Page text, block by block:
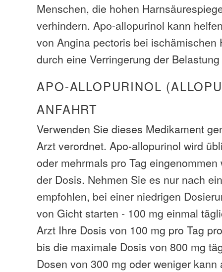
Menschen, die hohen
verhindern. Apo-allopurinol kann
von Angina pectoris bei ischämischen
durch eine Verringerung der
APO-ALLOPURINOL
ANFAHRT
Verwenden Sie dieses Medikament
Arzt verordnet. Apo-allopurinol wird
oder mehrmals pro Tag
der Dosis. Nehmen Sie es nur nach
empfohlen, bei einer niedrigen
von Gicht starten - 100 mg einmal
Arzt Ihre Dosis von 100 mg pro Tag
bis die maximale Dosis von 800 mg
Dosen von 300 mg oder weniger